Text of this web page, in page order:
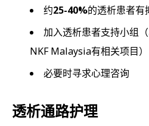
约25-40%的透析患者有
加入透析患者支持小组
NKF Malaysia有相关项目）
必要时寻求心理咨询
透析通路护理